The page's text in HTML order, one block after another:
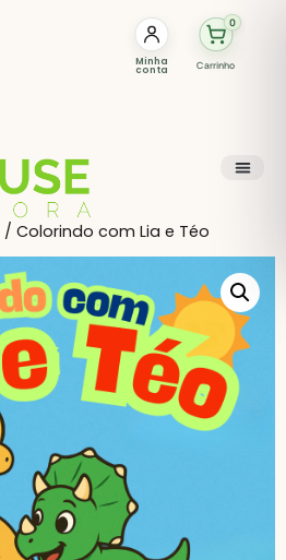
Minha
conta Carrinho
0
/ Colorindo com Lia e Téo